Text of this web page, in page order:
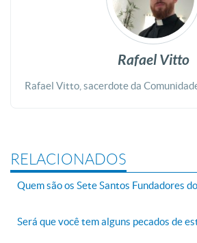
Rafael Vitto
Rafael Vitto, sacerdote da
RELACIONADOS
Quem são os Sete Santos Fundadores
Será que você tem alguns pecados de